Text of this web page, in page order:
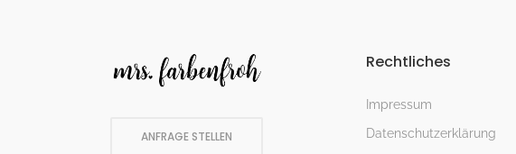
ANFRAGE STELLEN
Rechtliches
Impressum
Datenschutzerklärung